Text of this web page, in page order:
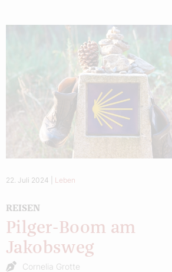
22. Juli 2024 Leben
REISEN
Pilger-Boom am
Jakobsweg
Cornelia Grotte